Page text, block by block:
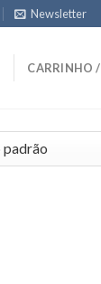
Newsletter
CARRINHO /